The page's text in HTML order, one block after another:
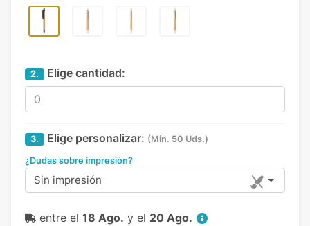
2. Elige cantidad:
3. Elige personalizar: (Min. 50 Uds.)
¿Dudas sobre impresión?
Sin impresión
entre el 18 Ago. y el 20 Ago.